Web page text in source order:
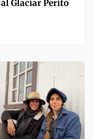
Glaciar Perito